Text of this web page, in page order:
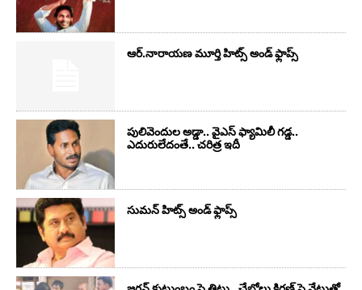
ఆర్‌.నారాయ‌ణ మూర్తి హిట్స్ అండ్ ఫ్లాప్స్‌
పులివెందుల అడ్డా.. వైఎస్ ఫ్యామిలీ గడ్డ..
ఎదురులేదంతే.. చరిత్ర ఇదీ
సుమ‌న్ హిట్స్ అండ్ ఫ్లాప్స్‌